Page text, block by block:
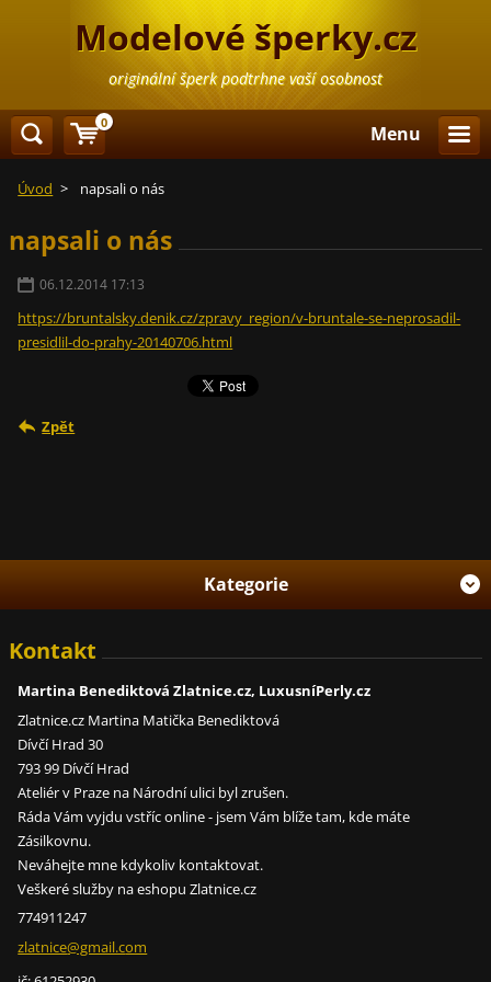
Modelové šperky.cz
originální šperk podtrhne vaší osobnost
Menu
Úvod > napsali o nás
napsali o nás
06.12.2014 17:13
https://bruntalsky.denik.cz/zpravy_region/v-bruntale-se-neprosadil-
presidlil-do-prahy-20140706.html
Zpět
Kategorie
Kontakt
Martina Benediktová Zlatnice.cz, LuxusníPerly.cz
Zlatnice.cz Martina Matička Benediktová
Dívčí Hrad 30
793 99 Dívčí Hrad
Ateliér v Praze na Národní ulici byl zrušen.
Ráda Vám vyjdu vstříc online - jsem Vám blíže tam, kde máte
Zásilkovnu.
Neváhejte mne kdykoliv kontaktovat.
Veškeré služby na eshopu Zlatnice.cz
774911247
zlatnice@gmail.com
0